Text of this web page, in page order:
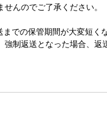
んのでご了承ください。
での保管期間が大変短く
強制返送となった場合、返